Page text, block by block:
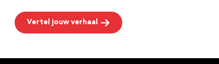
Vertel jouw verhaal